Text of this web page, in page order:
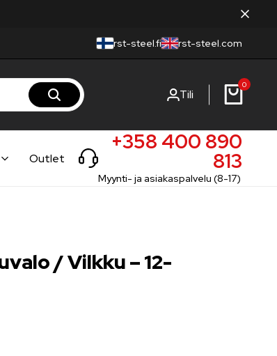
rst-steel.fi rst-steel.com
Tili
0
Outlet
+358 400 890
813
Myynti- ja asiakaspalvelu (8-17)
/ Vilkku – 12-